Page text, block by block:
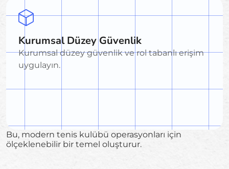
Kurumsal Düzey Güvenlik
Kurumsal düzey güvenlik ve rol tabanlı erişim
uygulayın.
Bu, modern tenis kulübü operasyonları için
ölçeklenebilir bir temel oluşturur.